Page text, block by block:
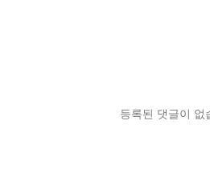
등록된 댓글이 없